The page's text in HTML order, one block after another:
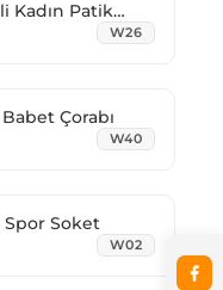
Kadın Patik
W26
Çorabı
W40
Kadın Spor Soket
W02